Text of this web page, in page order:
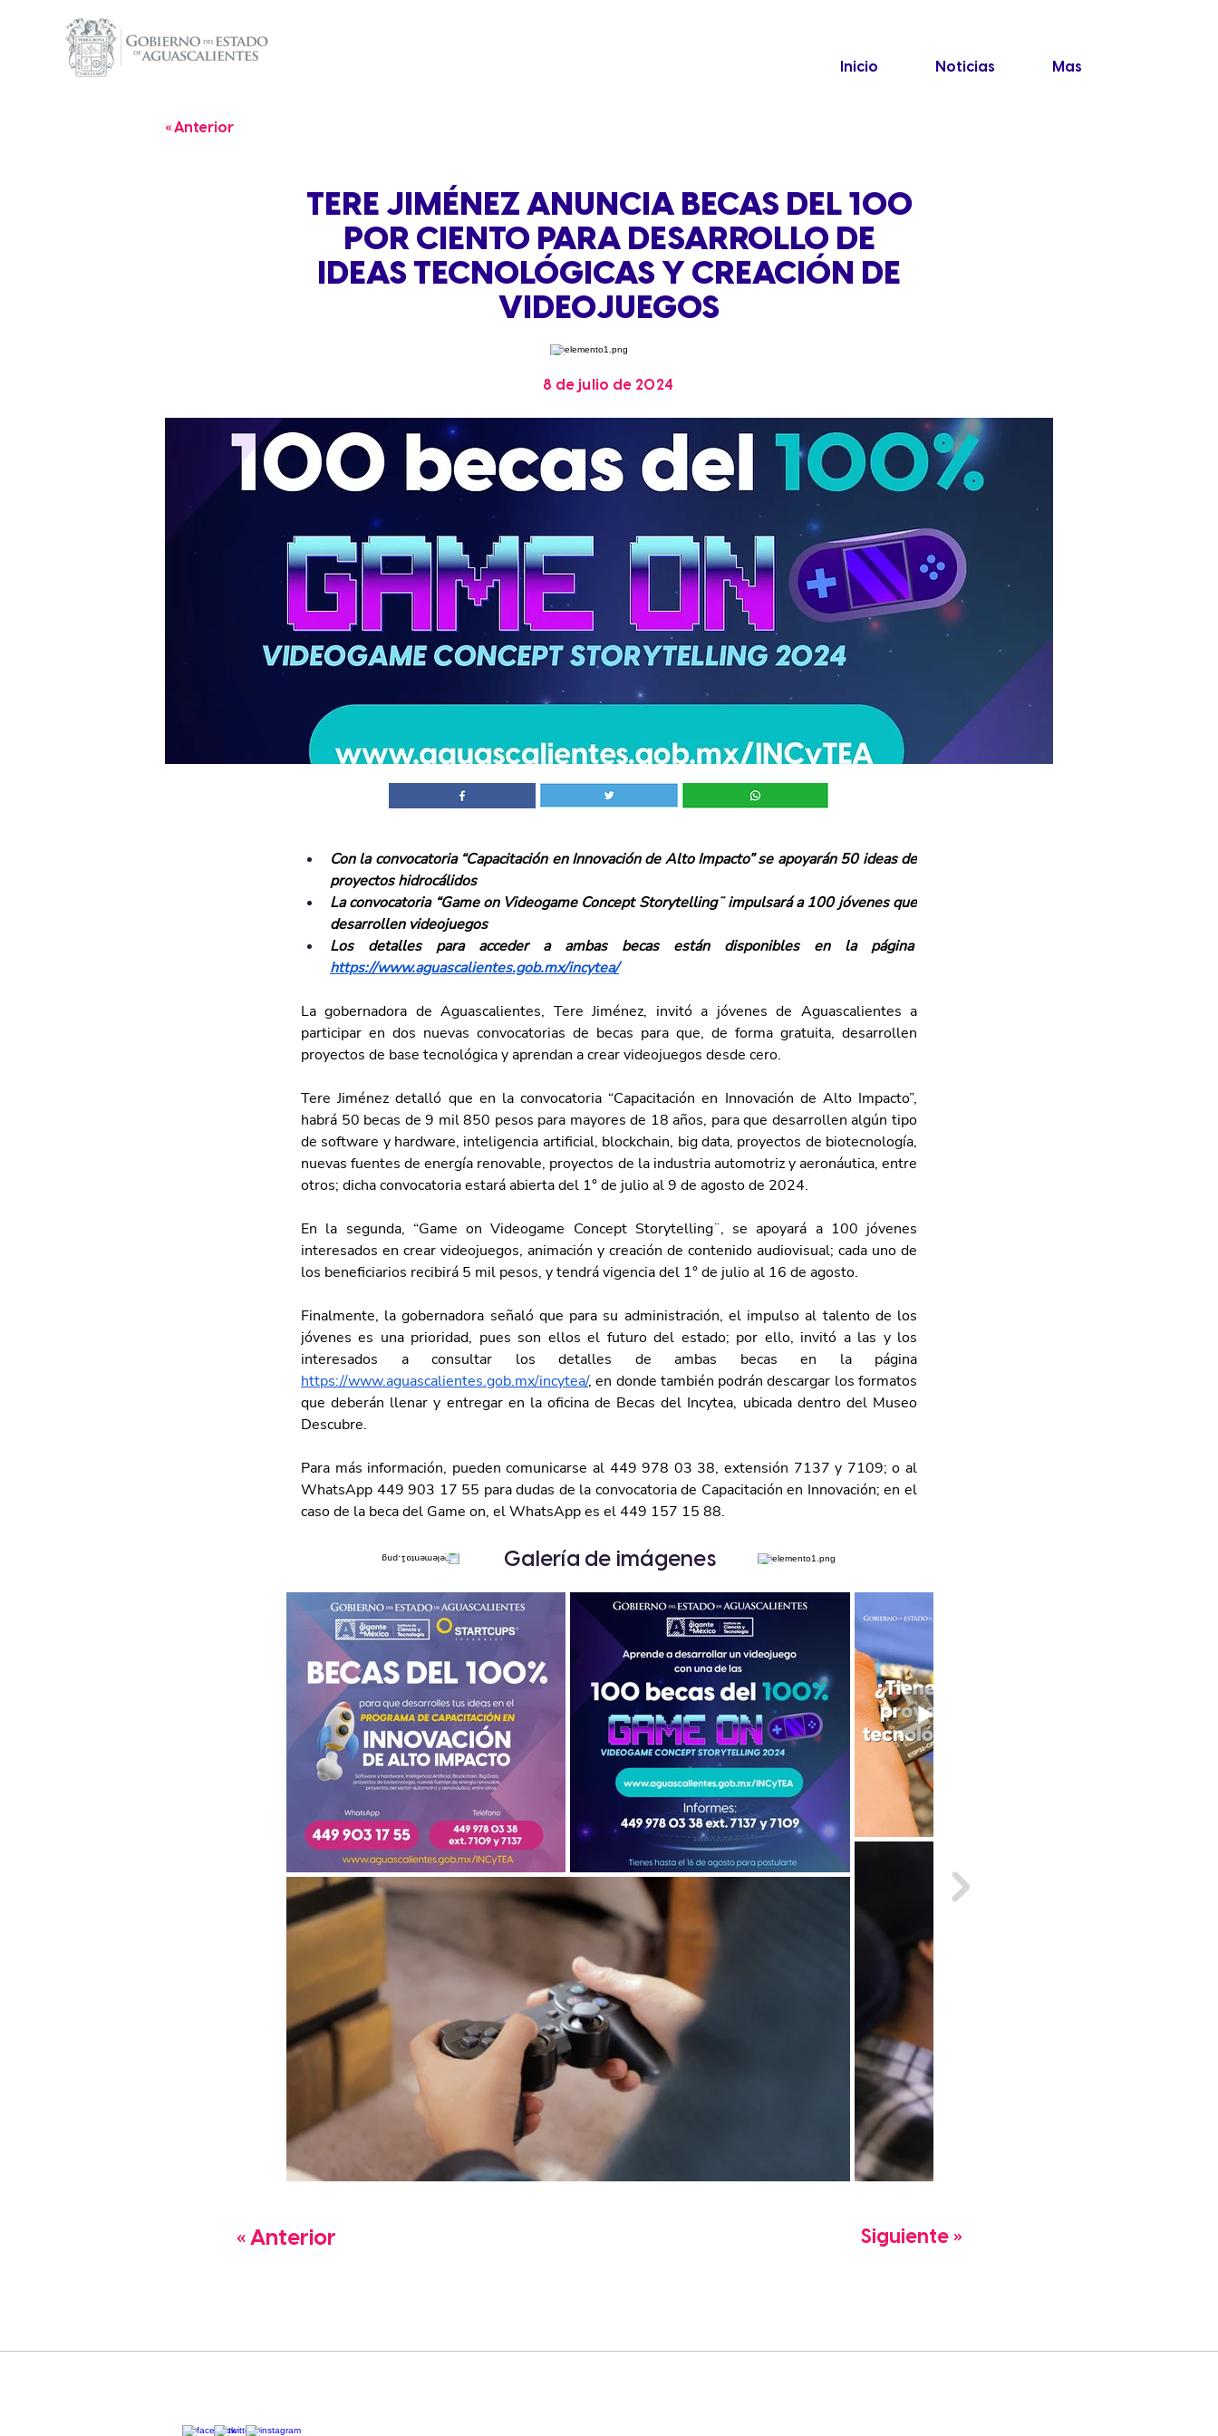
Inicio Noticias Mas
« Anterior
TERE JIMÉNEZ ANUNCIA BECAS DEL 100
POR CIENTO PARA DESARROLLO DE
IDEAS TECNOLÓGICAS Y CREACIÓN DE
VIDEOJUEGOS
8 de julio de 2024
Con la convocatoria “Capacitación en Innovación de Alto Impacto” se apoyarán 50 ideas de
proyectos hidrocálidos
La convocatoria “Game on Videogame Concept Storytelling¨ impulsará a 100 jóvenes que
desarrollen videojuegos
https://www.aguascalientes.gob.mx/incytea/
La gobernadora de Aguascalientes, Tere Jiménez, invitó a jóvenes de Aguascalientes a
participar en dos nuevas convocatorias de becas para que, de forma gratuita, desarrollen
proyectos de base tecnológica y aprendan a crear videojuegos desde cero.
Tere Jiménez detalló que en la convocatoria “Capacitación en Innovación de Alto Impacto”,
habrá 50 becas de 9 mil 850 pesos para mayores de 18 años, para que desarrollen algún tipo
de software y hardware, inteligencia artificial, blockchain, big data, proyectos de biotecnología,
nuevas fuentes de energía renovable, proyectos de la industria automotriz y aeronáutica, entre
otros; dicha convocatoria estará abierta del 1° de julio al 9 de agosto de 2024.
En la segunda, “Game on Videogame Concept Storytelling¨, se apoyará a 100 jóvenes
interesados en crear videojuegos, animación y creación de contenido audiovisual; cada uno de
los beneficiarios recibirá 5 mil pesos, y tendrá vigencia del 1° de julio al 16 de agosto.
Finalmente, la gobernadora señaló que para su administración, el impulso al talento de los
jóvenes es una prioridad, pues son ellos el futuro del estado; por ello, invitó a las y los
https://www.aguascalientes.gob.mx/incytea/, en donde también podrán descargar los formatos
que deberán llenar y entregar en la oficina de Becas del Incytea, ubicada dentro del Museo
Descubre.
Para más información, pueden comunicarse al 449 978 03 38, extensión 7137 y 7109; o al
WhatsApp 449 903 17 55 para dudas de la convocatoria de Capacitación en Innovación; en el
caso de la beca del Game on, el WhatsApp es el 449 157 15 88.
Galería de imágenes
« Anterior Siguiente »